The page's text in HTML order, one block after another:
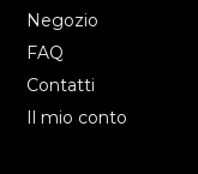
Negozio
FAQ
Contatti
Il mio conto